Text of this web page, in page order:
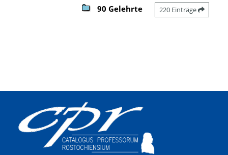
90 Gelehrte 220 Einträge